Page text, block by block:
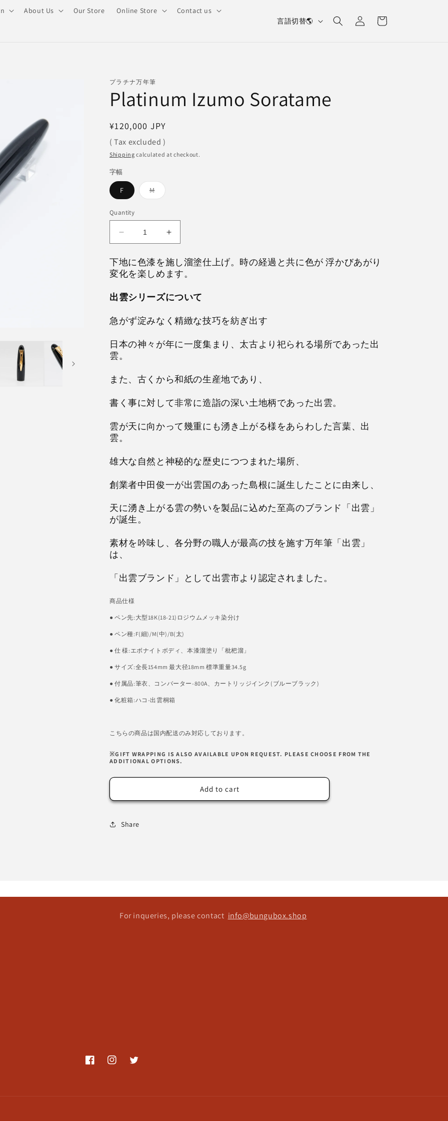
About Us Our Store Online Store Contact us
a
g
言語切替🌎
Log
in
Cart
プラチナ万年筆
Platinum Izumo Soratame
Regular
price
¥120,000 JPY
( Tax excluded )
Shipping calculated at checkout.
字幅
F MVariant
sold
Quantity
Decrease
quantity
for
Platinum
Izumo
Increase
quantity
for
Platinum
Izumo
下地に色漆を施し溜塗仕上げ。時の経過と共に色が 浮かびあがり
変化を楽しめます。
出雲シリーズについて
急がず淀みなく精緻な技巧を紡ぎ出す
日本の神々が年に一度集まり、太古より祀られる場所であった出
雲。
また、古くから和紙の生産地であり、
書く事に対して非常に造詣の深い土地柄であった出雲。
雲が天に向かって幾重にも湧き上がる様をあらわした言葉、出
雲。
雄大な自然と神秘的な歴史につつまれた場所、
創業者中田俊一が出雲国のあった島根に誕生したことに由来し、
天に湧き上がる雲の勢いを製品に込めた至高のブランド「出雲」
が誕生。
素材を吟味し、各分野の職人が最高の技を施す万年筆「出雲」
は、
「出雲ブランド」として出雲市より認定されました。
商品仕様
● ペン先:大型18K(18-21)ロジウムメッキ染分け
● ペン種:F(細)/M(中)/B(太)
● 仕 様:エボナイトボディ、本漆溜塗り「枇杷溜」
● サイズ:全長154mm 最大径18mm 標準重量34.5g
● 付属品:筆衣、コンバーター-800A、カートリッジインク(ブルーブラック)
● 化粧箱:ハコ-出雲桐箱
こちらの商品は国内配送のみ対応しております。
※GIFT WRAPPING IS ALSO AVAILABLE UPON REQUEST. PLEASE CHOOSE FROM THE
ADDITIONAL OPTIONS.
Add to cart
Share
For inqueries, please contact info@bungubox.shop
FacebookInstagramTwitter